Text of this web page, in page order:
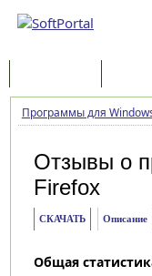
Программы для
Отзывы о
Firefox
СКАЧАТЬ Описание
Общая